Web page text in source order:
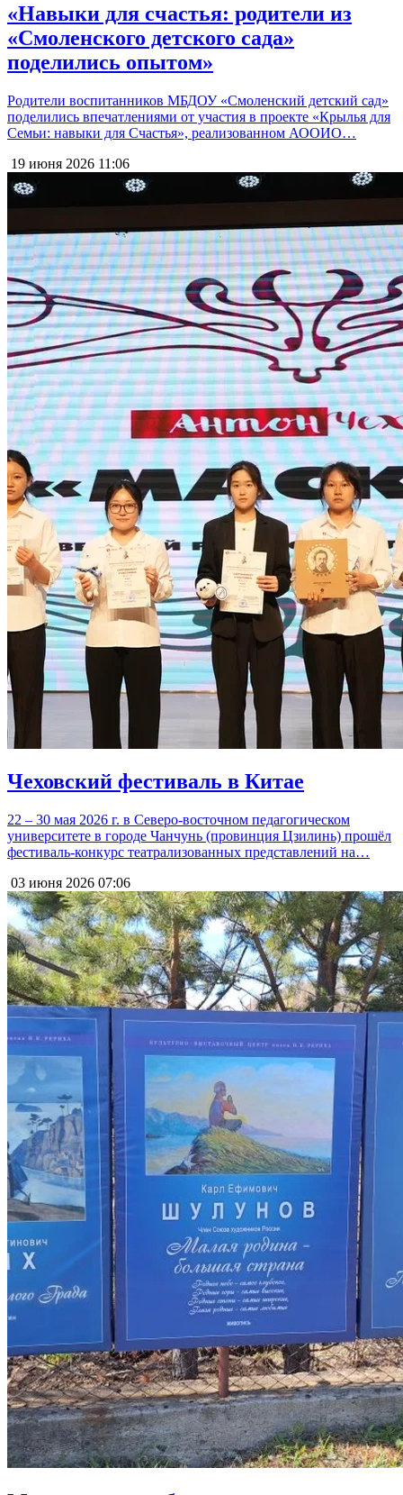
«Навыки для счастья: родители из
«Смоленского детского сада»
поделились опытом»
Родители воспитанников МБДОУ «Смоленский детский сад»
поделились впечатлениями от участия в проекте «Крылья для
Семьи: навыки для Счастья», реализованном АООИО…
19 июня 2026 11:06
Чеховский фестиваль в Китае
22 – 30 мая 2026 г. в Северо-восточном педагогическом
университете в городе Чанчунь (провинция Цзилинь) прошёл
фестиваль-конкурс театрализованных представлений на…
03 июня 2026 07:06